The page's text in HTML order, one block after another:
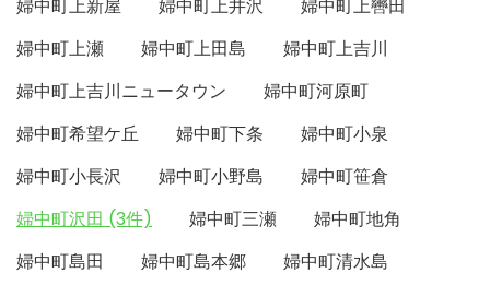
婦中町上新屋
婦中町上井沢
婦中町上轡田
婦中町上瀬
婦中町上田島
婦中町上吉川
婦中町上吉川ニュータウン
婦中町河原町
婦中町希望ケ丘
婦中町下条
婦中町小泉
婦中町小長沢
婦中町小野島
婦中町笹倉
婦中町沢田 (3件)
婦中町三瀬
婦中町地角
婦中町島田
婦中町島本郷
婦中町清水島